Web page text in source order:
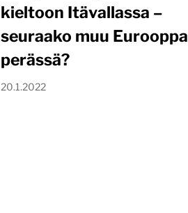
kieltoon Itävallassa –
seuraako muu Eurooppa
perässä?
20.1.2022